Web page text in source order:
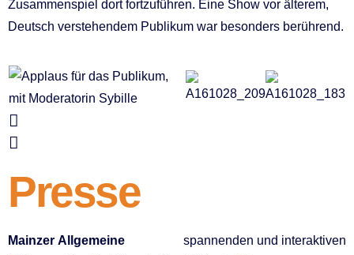
Zusammenspiel dort fortzuführen. Eine Show vor älterem,
Deutsch verstehendem Publikum war besonders berührend.
Presse
Mainzer Allgemeine
spannenden und interaktiven